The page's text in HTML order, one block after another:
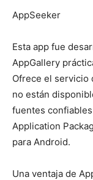
AppSeeker
Esta app fue
AppGallery
Ofrece el servicio
no están
fuentes
Application
para Android.
Una ventaja de